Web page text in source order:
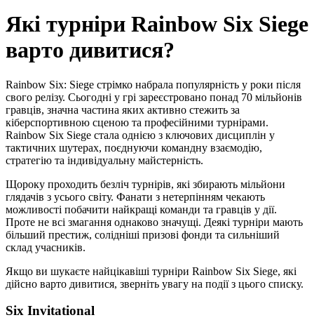
Які турніри Rainbow Six Siege
варто дивитися?
Rainbow Six: Siege стрімко набрала популярність у роки після
свого релізу. Сьогодні у грі зареєстровано понад 70 мільйонів
гравців, значна частина яких активно стежить за
кіберспортивною сценою та професійними турнірами.
Rainbow Six Siege стала однією з ключових дисциплін у
тактичних шутерах, поєднуючи командну взаємодію,
стратегію та індивідуальну майстерність.
Щороку проходить безліч турнірів, які збирають мільйони
глядачів з усього світу. Фанати з нетерпінням чекають
можливості побачити найкращі команди та гравців у дії.
Проте не всі змагання однаково значущі. Деякі турніри мають
більший престиж, солідніші призові фонди та сильніший
склад учасників.
Якщо ви шукаєте найцікавіші турніри Rainbow Six Siege, які
дійсно варто дивитися, зверніть увагу на події з цього списку.
Six Invitational